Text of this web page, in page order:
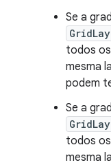
Se a
todos
mesma
podem
Se a
todos
mesma